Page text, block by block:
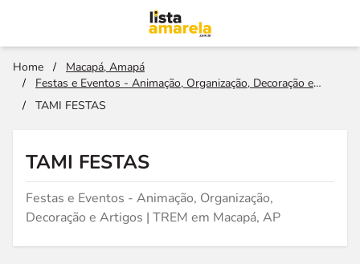
Home /
Macapá, Amapá
/
Festas e Eventos - Animação, Organização, Decoração e
Artigos
/ TAMI FESTAS
TAMI FESTAS
Festas e Eventos - Animação, Organização,
Decoração e Artigos | TREM em Macapá, AP